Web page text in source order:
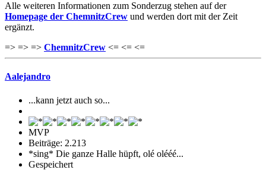
Alle weiteren Informationen zum Sonderzug stehen auf der
Homepage der ChemnitzCrew und werden dort mit der Zeit
ergänzt.
=> => => ChemnitzCrew <= <= <=
Aalejandro
...kann jetzt auch so...
MVP
Beiträge: 2.213
*sing* Die ganze Halle hüpft, olé olééé...
Gespeichert